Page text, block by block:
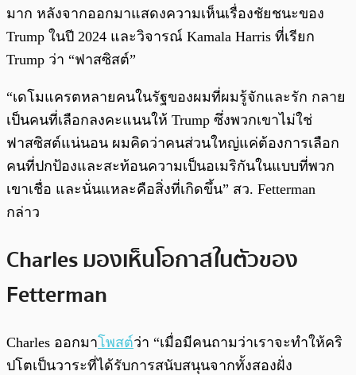
มาก หลังจากออกมาแสดงความเห็นเรื่องชัยชนะของ
Trump ในปี 2024 และวิจารณ์ Kamala Harris ที่เรียก
Trump ว่า “ฟาสซิสต์”
“เดโมแครตหลายคนในรัฐของผมที่ผมรู้จักและรัก กลาย
เป็นคนที่เลือกลงคะแนนให้ Trump ซึ่งพวกเขาไม่ใช่
ฟาสซิสต์แน่นอน ผมคิดว่าคนส่วนใหญ่แค่ต้องการเลือก
คนที่ปกป้องและสะท้อนความเป็นอเมริกันในแบบที่พวก
เขาเชื่อ และนั่นแหละคือสิ่งที่เกิดขึ้น” สว. Fetterman
กล่าว
Charles มองเห็นโอกาสในตัวของ
Fetterman
Charles ออกมาโพสต์ว่า “เมื่อมีคนถามว่าเราจะทำให้คริ
ปโตเป็นวาระที่ได้รับการสนับสนุนจากทั้งสองฝั่ง